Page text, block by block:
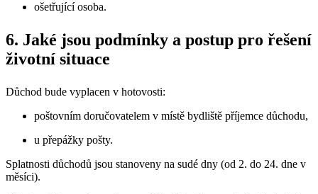
ošetřující osoba.
6. Jaké jsou podmínky a postup pro řešení
životní situace
Důchod bude vyplacen v hotovosti:
poštovním doručovatelem v místě bydliště příjemce důchodu,
u přepážky pošty.
Splatnosti důchodů jsou stanoveny na sudé dny (od 2. do 24. dne v
měsíci).